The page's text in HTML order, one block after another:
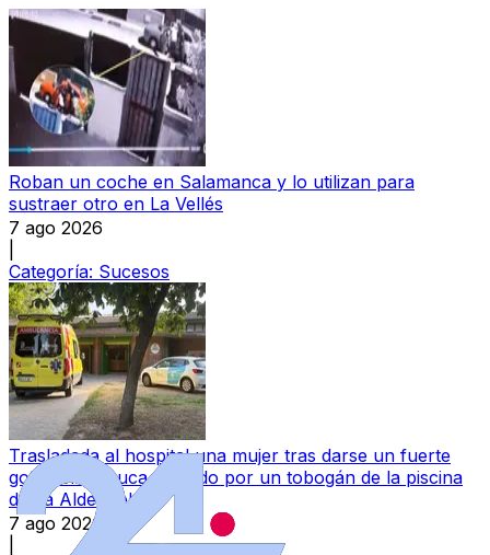
Roban un coche en Salamanca y lo utilizan para
sustraer otro en La Vellés
7 ago 2026
Categoría: Sucesos
Trasladada al hospital una mujer tras darse un fuerte
golpe en la nuca bajando por un tobogán de la piscina
de La Aldehuela
7 ago 2026